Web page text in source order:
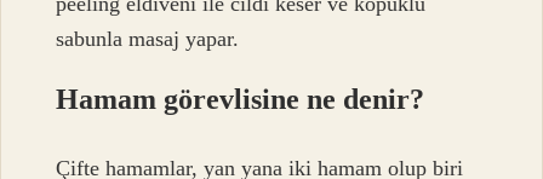
sabunla masaj yapar.
Hamam görevlisine ne denir?
Çifte hamamlar, yan yana iki hamam olup biri